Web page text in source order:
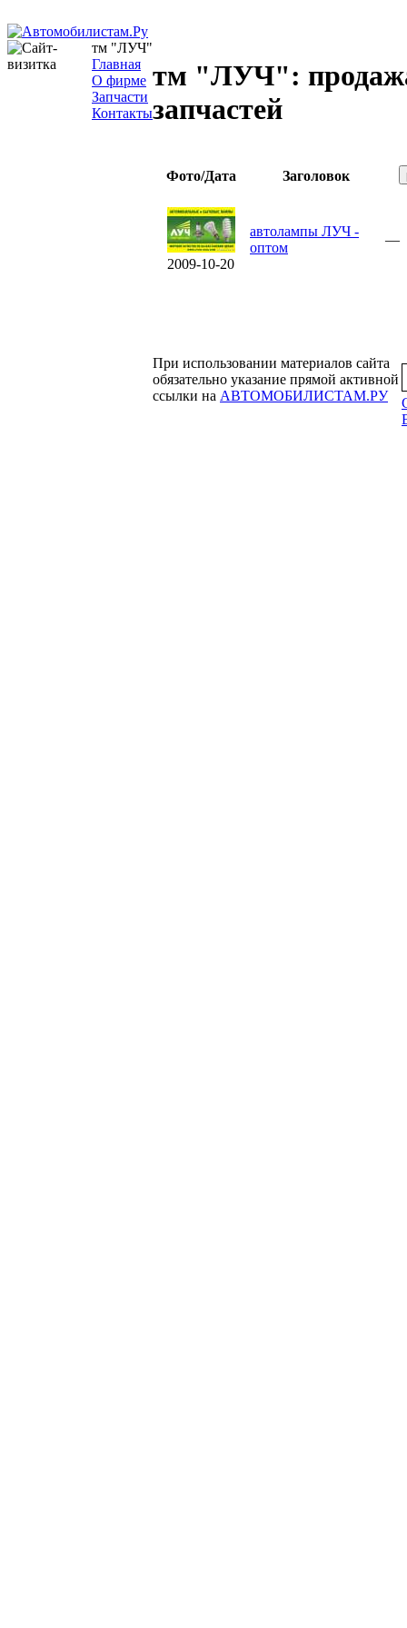
тм "ЛУЧ"
Главная
О фирме
Запчасти
Контакты
тм "ЛУЧ":
запчастей
Фото/Дата Заголовок
2009-10-20
автолампы ЛУЧ -
оптом
—
При использовании материалов сайта
обязательно указание прямой активной
ссылки на АВТОМОБИЛИСТАМ.РУ